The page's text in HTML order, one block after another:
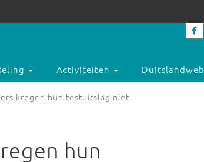
Activiteiten Duitslandweb
kregen hun testuitslag niet
hun